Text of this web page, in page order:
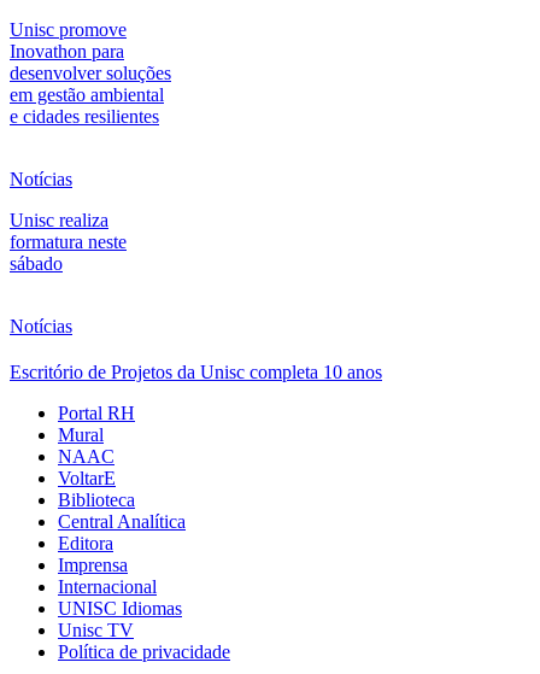
Unisc promove
Inovathon para
desenvolver soluções
em gestão ambiental
e cidades resilientes
Notícias
Unisc realiza
formatura neste
sábado
Notícias
Escritório de Projetos da Unisc completa 10 anos
Portal RH
Mural
NAAC
VoltarE
Biblioteca
Central Analítica
Editora
Imprensa
Internacional
UNISC Idiomas
Unisc TV
Política de privacidade